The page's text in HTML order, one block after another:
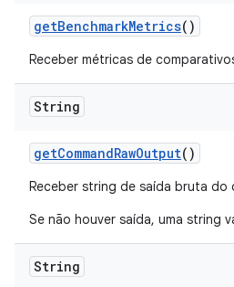
getBenchmarkMetrics()
Receber métricas de
String
getCommandRawOutput()
Receber string de saída bruta do
Se não houver saída, uma string
String